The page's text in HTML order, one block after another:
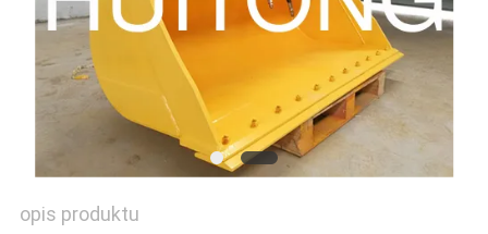
opis produktu